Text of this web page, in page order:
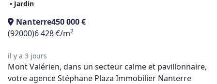
• Jardin
Nanterre450 000 €
(92000)6 428 €/m2
il y a 3 jours
Mont Valérien, dans un secteur calme et pavillonnaire,
votre agence Stéphane Plaza Immobilier Nanterre